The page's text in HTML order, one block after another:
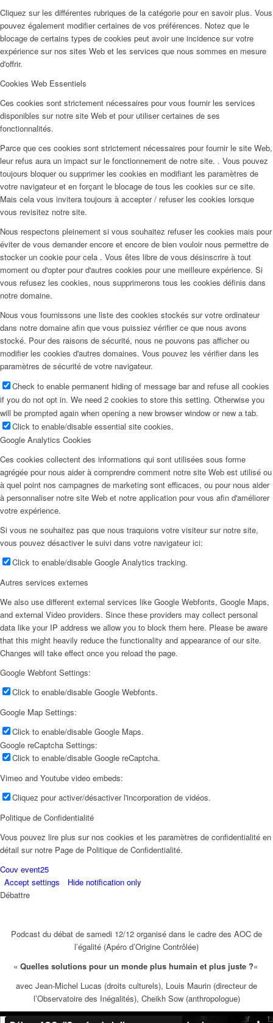
Cliquez sur les différentes rubriques de la catégorie pour en savoir plus. Vous
pouvez également modifier certaines de vos préférences. Notez que le
blocage de certains types de cookies peut avoir une incidence sur votre
expérience sur nos sites Web et les services que nous sommes en mesure
d'offrir.
Cookies Web Essentiels
Ces cookies sont strictement nécessaires pour vous fournir les services
disponibles sur notre site Web et pour utiliser certaines de ses
fonctionnalités.
Parce que ces cookies sont strictement nécessaires pour fournir le site Web,
leur refus aura un impact sur le fonctionnement de notre site. . Vous pouvez
toujours bloquer ou supprimer les cookies en modifiant les paramètres de
votre navigateur et en forçant le blocage de tous les cookies sur ce site.
Mais cela vous invitera toujours à accepter / refuser les cookies lorsque
vous revisitez notre site.
Nous respectons pleinement si vous souhaitez refuser les cookies mais pour
éviter de vous demander encore et encore de bien vouloir nous permettre de
stocker un cookie pour cela . Vous êtes libre de vous désinscrire à tout
moment ou d'opter pour d'autres cookies pour une meilleure expérience. Si
vous refusez les cookies, nous supprimerons tous les cookies définis dans
notre domaine.
Nous vous fournissons une liste des cookies stockés sur votre ordinateur
dans notre domaine afin que vous puissiez vérifier ce que nous avons
stocké. Pour des raisons de sécurité, nous ne pouvons pas afficher ou
modifier les cookies d'autres domaines. Vous pouvez les vérifier dans les
paramètres de sécurité de votre navigateur.
Check to enable permanent hiding of message bar and refuse all cookies
if you do not opt in. We need 2 cookies to store this setting. Otherwise you
will be prompted again when opening a new browser window or new a tab.
Click to enable/disable essential site cookies.
Google Analytics Cookies
Ces cookies collectent des informations qui sont utilisées sous forme
agrégée pour nous aider à comprendre comment notre site Web est utilisé ou
à quel point nos campagnes de marketing sont efficaces, ou pour nous aider
à personnaliser notre site Web et notre application pour vous afin d'améliorer
votre expérience.
Si vous ne souhaitez pas que nous traquions votre visiteur sur notre site,
vous pouvez désactiver le suivi dans votre navigateur ici:
Click to enable/disable Google Analytics tracking.
Autres services externes
We also use different external services like Google Webfonts, Google Maps,
and external Video providers. Since these providers may collect personal
data like your IP address we allow you to block them here. Please be aware
that this might heavily reduce the functionality and appearance of our site.
Changes will take effect once you reload the page.
Google Webfont Settings:
Click to enable/disable Google Webfonts.
Google Map Settings:
Click to enable/disable Google Maps.
Google reCaptcha Settings:
Click to enable/disable Google reCaptcha.
Vimeo and Youtube video embeds:
Cliquez pour activer/désactiver l'incorporation de vidéos.
Politique de Confidentialité
Vous pouvez lire plus sur nos cookies et les paramètres de confidentialité en
détail sur notre Page de Politique de Confidentialité.
Couv event25
Accept settings
Hide notification only
Débattre
Podcast du débat de samedi 12/12 organisé dans le cadre des AOC de
l’égalité (Apéro d’Origine Contrôlée)
« Quelles solutions pour un monde plus humain et plus juste ?«
avec Jean-Michel Lucas (droits culturels), Louis Maurin (directeur de
l’Observatoire des Inégalités), Cheikh Sow (anthropologue)